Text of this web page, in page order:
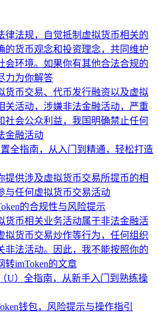
律法规，自觉抵制虚拟货币相关的
的货币观念和投资理念，共同维护
会环境。如果你有其他合法合规的
力为你解答
货币交易、代币发行融资以及虚拟
关活动，涉嫌非法金融活动，严重
社会公众利益，我国明确禁止任何
金融活动
全指南，从入门到精通，轻松打造
提供涉及虚拟货币交易所提币的相
与任何虚拟货币交易活动
的合规性与风险提示
货币相关业务活动属于非法金融活
拟货币交易炒作等行为，任何组织
非法活动。因此，我不能按照你的
转imToken的文章
U）全指南，从新手入门到熟练操
钱包，风险提示与操作指引